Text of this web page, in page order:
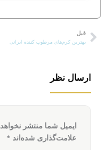
قبلی
قبل
بهترین کرم‌های مرطوب کننده ایرانی
ارسال نظر
ایمیل شما منتشر
علامت‌گذاری شده‌اند *